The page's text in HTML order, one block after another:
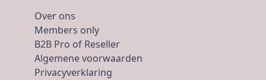
Over ons
Members only
B2B Pro of Reseller
Algemene voorwaarden
Privacyverklaring